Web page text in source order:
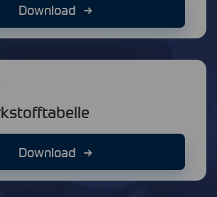
Download
Download